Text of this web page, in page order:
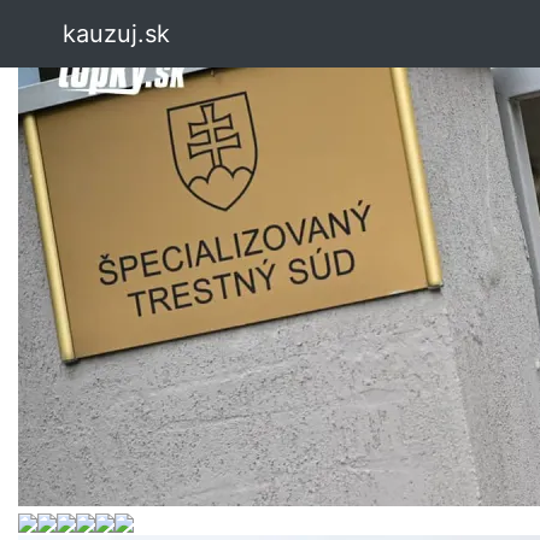
kauzuj.sk